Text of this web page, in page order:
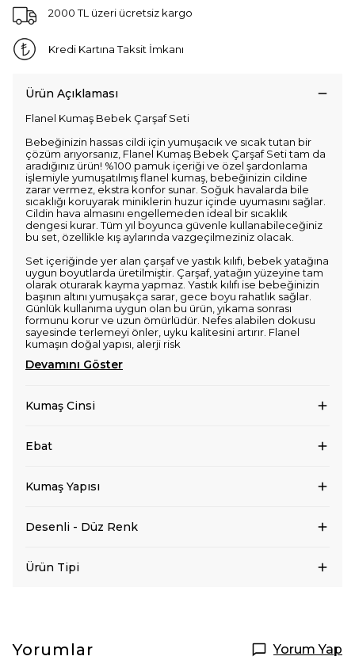
2000 TL üzeri ücretsiz kargo
Kredi Kartına Taksit İmkanı
Ürün Açıklaması
Flanel Kumaş Bebek Çarşaf Seti
Bebeğinizin hassas cildi için yumuşacık ve sıcak tutan bir
çözüm arıyorsanız, Flanel Kumaş Bebek Çarşaf Seti tam da
aradığınız ürün! %100 pamuk içeriği ve özel şardonlama
işlemiyle yumuşatılmış flanel kumaş, bebeğinizin cildine
zarar vermez, ekstra konfor sunar. Soğuk havalarda bile
sıcaklığı koruyarak miniklerin huzur içinde uyumasını sağlar.
Cildin hava almasını engellemeden ideal bir sıcaklık
dengesi kurar. Tüm yıl boyunca güvenle kullanabileceğiniz
bu set, özellikle kış aylarında vazgeçilmeziniz olacak.
Set içeriğinde yer alan çarşaf ve yastık kılıfı, bebek yatağına
uygun boyutlarda üretilmiştir. Çarşaf, yatağın yüzeyine tam
olarak oturarak kayma yapmaz. Yastık kılıfı ise bebeğinizin
başının altını yumuşakça sarar, gece boyu rahatlık sağlar.
Günlük kullanıma uygun olan bu ürün, yıkama sonrası
formunu korur ve uzun ömürlüdür. Nefes alabilen dokusu
sayesinde terlemeyi önler, uyku kalitesini artırır. Flanel
kumaşın doğal yapısı, alerji risk
Devamını Göster
Kumaş Cinsi
Ebat
Kumaş Yapısı
Desenli - Düz Renk
Ürün Tipi
Yorumlar Yorum Yap